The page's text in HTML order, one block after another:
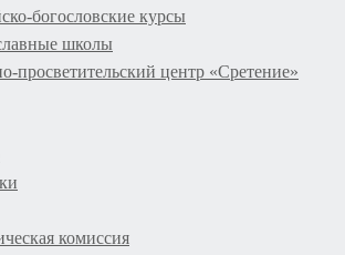
богословские курсы
школы
просветительский центр «Сретение»
комиссия